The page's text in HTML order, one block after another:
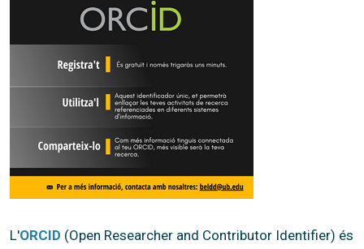
L'ORCID (Open Researcher and Contributor Identifier) és